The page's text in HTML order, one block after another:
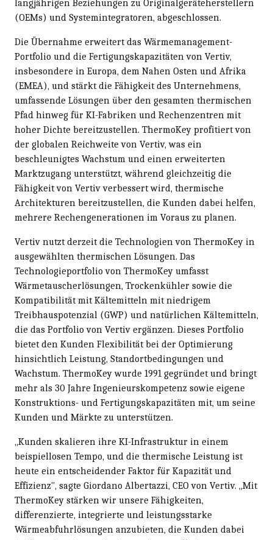
langjährigen Beziehungen zu Originalgeräteherstellern
(OEMs) und Systemintegratoren, abgeschlossen.
Die Übernahme erweitert das Wärmemanagement-
Portfolio und die Fertigungskapazitäten von Vertiv,
insbesondere in Europa, dem Nahen Osten und Afrika
(EMEA), und stärkt die Fähigkeit des Unternehmens,
umfassende Lösungen über den gesamten thermischen
Pfad hinweg für KI-Fabriken und Rechenzentren mit
hoher Dichte bereitzustellen. ThermoKey profitiert von
der globalen Reichweite von Vertiv, was ein
beschleunigtes Wachstum und einen erweiterten
Marktzugang unterstützt, während gleichzeitig die
Fähigkeit von Vertiv verbessert wird, thermische
Architekturen bereitzustellen, die Kunden dabei helfen,
mehrere Rechengenerationen im Voraus zu planen.
Vertiv nutzt derzeit die Technologien von ThermoKey in
ausgewählten thermischen Lösungen. Das
Technologieportfolio von ThermoKey umfasst
Wärmetauscherlösungen, Trockenkühler sowie die
Kompatibilität mit Kältemitteln mit niedrigem
Treibhauspotenzial (GWP) und natürlichen Kältemitteln,
die das Portfolio von Vertiv ergänzen. Dieses Portfolio
bietet den Kunden Flexibilität bei der Optimierung
hinsichtlich Leistung, Standortbedingungen und
Wachstum. ThermoKey wurde 1991 gegründet und bringt
mehr als 30 Jahre Ingenieurskompetenz sowie eigene
Konstruktions- und Fertigungskapazitäten mit, um seine
Kunden und Märkte zu unterstützen.
„Kunden skalieren ihre KI-Infrastruktur in einem
beispiellosen Tempo, und die thermische Leistung ist
heute ein entscheidender Faktor für Kapazität und
Effizienz", sagte Giordano Albertazzi, CEO von Vertiv. „Mit
ThermoKey stärken wir unsere Fähigkeiten,
differenzierte, integrierte und leistungsstarke
Wärmeabfuhrlösungen anzubieten, die Kunden dabei